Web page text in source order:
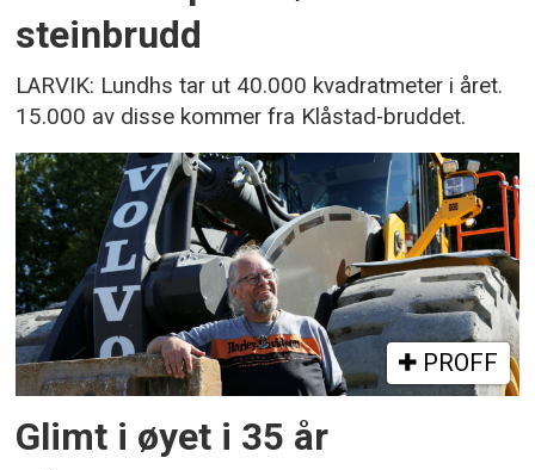
steinbrudd
LARVIK: Lundhs tar ut 40.000 kvadratmeter i året.
15.000 av disse kommer fra Klåstad-bruddet.
PROFF
Glimt i øyet i 35 år